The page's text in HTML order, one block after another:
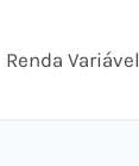
Renda Variável